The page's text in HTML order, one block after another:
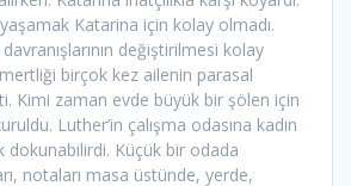
Katarina için kolay olmadı.
davranışlarının değiştirilmesi kolay
birçok kez ailenin parasal
Kimi zaman evde büyük bir şölen için
Luther’in çalışma odasına kadın
dokunabilirdi. Küçük bir odada
notaları masa üstünde, yerde,